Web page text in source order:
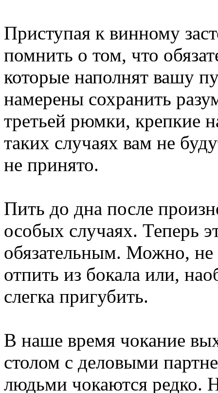
Приступая к винному
помнить о том, что
которые наполнят вашу
намерены сохранить
третьей рюмки, крепкие
таких случаях вам не
не принято.
Пить до дна после
особых случаях. Теперь
обязательным. Можно,
отпить из бокала или,
слегка пригубить.
В наше время чокание
столом с деловыми
людьми чокаются редко.